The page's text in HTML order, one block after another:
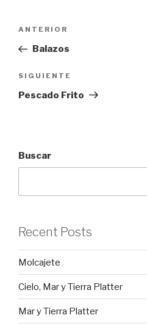
entradas
Entrada
anterior:
ANTERIOR
Balazos
Siguiente
entrada
SIGUIENTE
Pescado Frito
Buscar
Recent Posts
Molcajete
Cielo, Mar y Tierra Platter
Mar y Tierra Platter